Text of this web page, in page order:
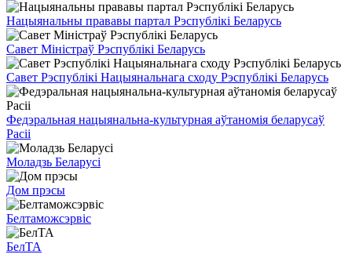
Нацыянальны прававы партал Рэспублікі Беларусь
Савет Міністраў Рэспублікі Беларусь
Савет Рэспублікі Нацыянальнага сходу Рэспублікі Беларусь
Федэральная нацыянальна-культурная аўтаномія беларусаў
Расіі
Моладзь Беларусі
Дом прэсы
Белтаможсэрвіс
БелТА